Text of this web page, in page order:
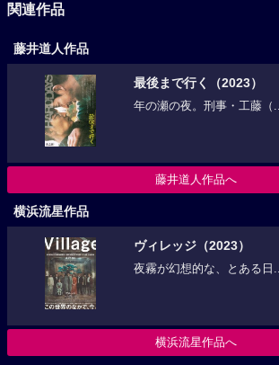
関連作品
藤井道人作品
最後まで行く（2023）
年の瀬の夜。刑事・工藤（...
藤井道人作品へ
横浜流星作品
ヴィレッジ（2023）
夜霧が幻想的な、とある日...
横浜流星作品へ